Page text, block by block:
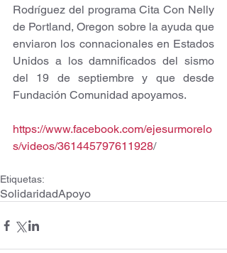
Rodríguez del programa Cita Con Nelly
de Portland, Oregon sobre la ayuda que
enviaron los connacionales en Estados
Unidos a los damnificados del sismo
del 19 de septiembre y que desde
Fundación Comunidad apoyamos.
https://www.facebook.com/ejesurmorelo
s/videos/361445797611928/
Etiquetas:
SolidaridadApoyo